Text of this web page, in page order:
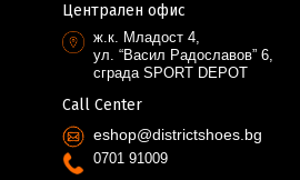
Централен офис
ж.к. Младост 4,
ул. “Васил Радославов” 6,
сграда SPORT DEPOT
Call Center
eshop@districtshoes.bg
0701 91009